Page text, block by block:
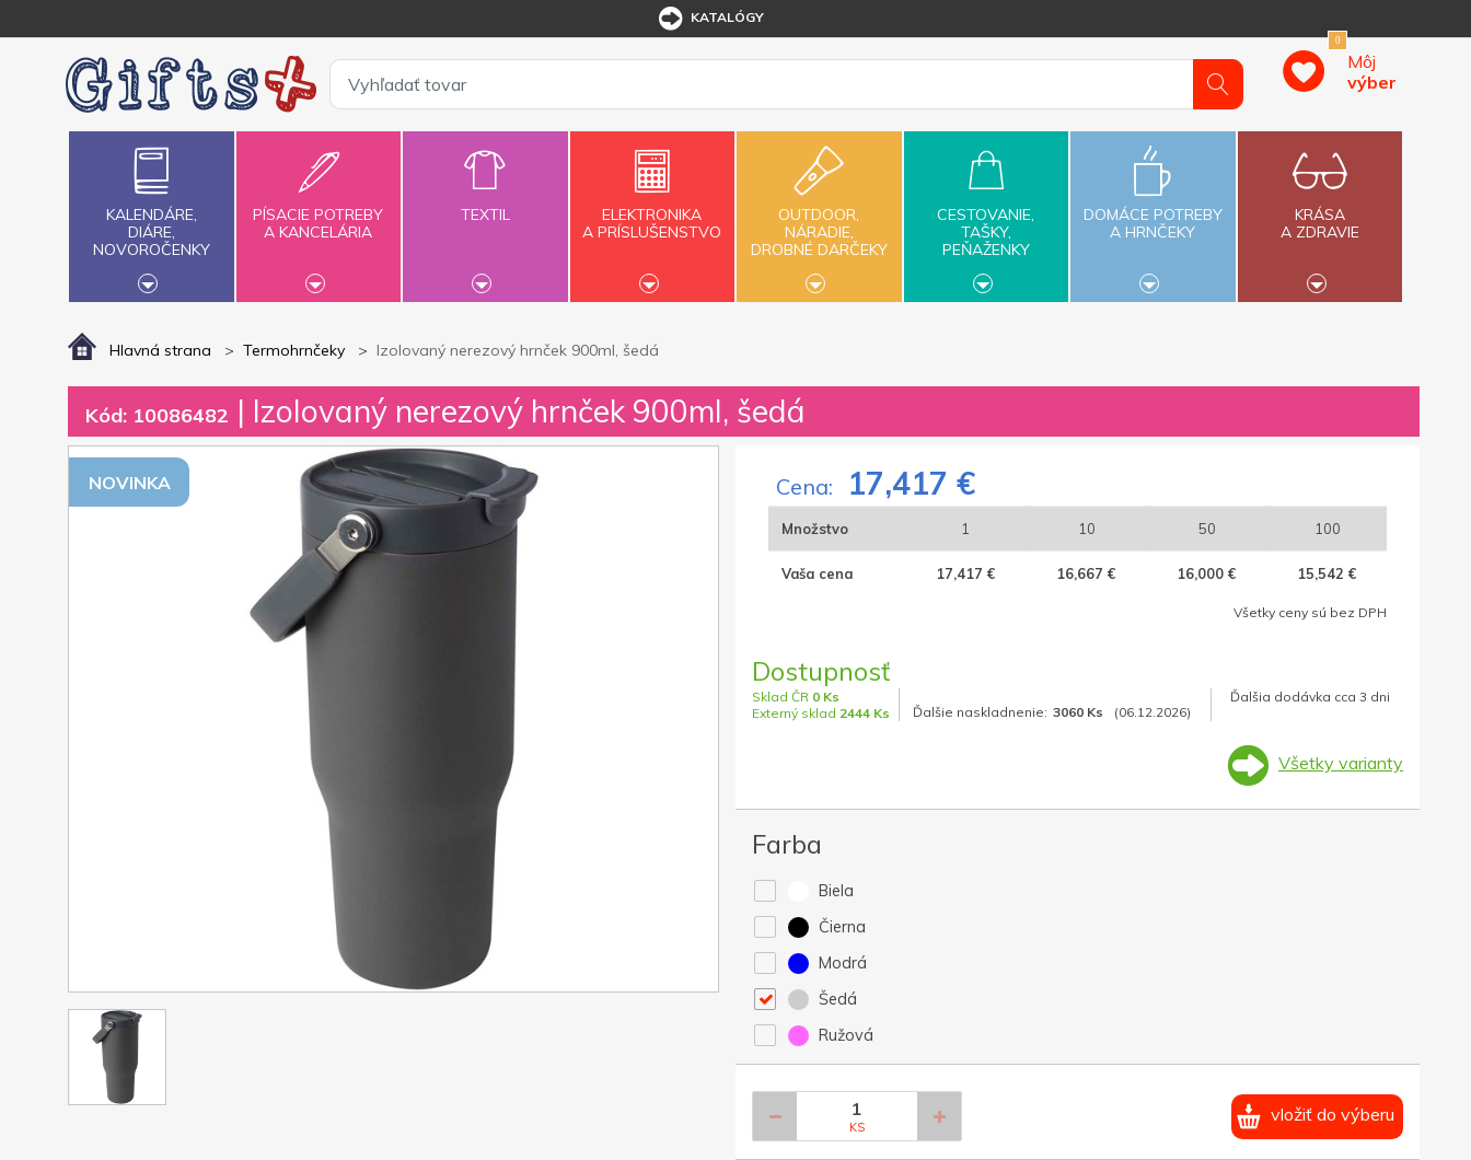
KATALÓGY
0
Môj
výber
KALENDÁRE,
DIÁRE,
NOVOROČENKY
PÍSACIE POTREBY
A KANCELÁRIA
TEXTIL
ELEKTRONIKA
A PRÍSLUŠENSTVO
OUTDOOR,
NÁRADIE,
DROBNÉ DARČEKY
CESTOVANIE,
TAŠKY,
PEŇAŽENKY
DOMÁCE POTREBY
A HRNČEKY
KRÁSA
A ZDRAVIE
Hlavná strana Termohrnčeky Izolovaný nerezový hrnček 900ml, šedá
Kód: 10086482 | Izolovaný nerezový hrnček 900ml, šedá
NOVINKA Cena: 17,417 €
Množstvo 1 10 50 100
Vaša cena 17,417 € 16,667 € 16,000 € 15,542 €
Všetky ceny sú bez DPH
Dostupnosť
Sklad ČR 0 Ks
Externý sklad 2444 Ks Ďalšie naskladnenie: 3060 Ks (06.12.2026)
Ďalšia dodávka cca 3 dni
Všetky varianty
Farba
Biela
Čierna
Modrá
Šedá
Ružová
KS
vložiť do výberu